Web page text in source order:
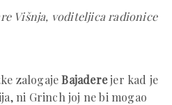
Višnja, voditeljica radionice
zalogajeBajaderejer kad je
ni Grinch joj ne bi mogao